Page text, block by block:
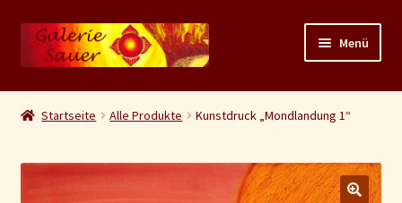
Zur
Navigation
Zum
Inhalt
Menü
Shop
Startseite Alle Produkte Kunstdruck „Mondlandung 1“